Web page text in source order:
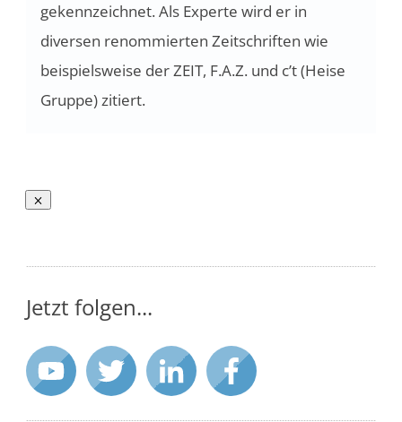
gekennzeichnet. Als Experte wird er in
diversen renommierten Zeitschriften wie
beispielsweise der ZEIT, F.A.Z. und c’t (Heise
Gruppe) zitiert.
Jetzt folgen...